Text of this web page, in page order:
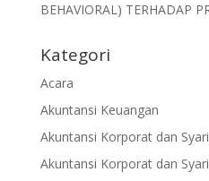
BEHAVIORAL) TERHADAP
Kategori
Acara
Akuntansi Keuangan
Akuntansi Korporat dan
Akuntansi Korporat dan